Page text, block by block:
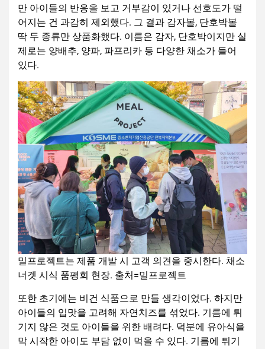
만 아이들의 반응을 보고 거부감이 있거나 선호도가 떨
어지는 건 과감히 제외했다. 그 결과 감자볼, 단호박볼
딱 두 종류만 상품화했다. 이름은 감자, 단호박이지만 실
제로는 양배추, 양파, 파프리카 등 다양한 채소가 들어
있다.
밀프로젝트는 제품 개발 시 고객 의견을 중시한다. 채소
너겟 시식 품평회 현장. 출처=밀프로젝트
또한 초기에는 비건 식품으로 만들 생각이었다. 하지만
아이들의 입맛을 고려해 자연치즈를 섞었다. 기름에 튀
기지 않은 것도 아이들을 위한 배려다. 덕분에 유아식을
막 시작한 아이도 부담 없이 먹을 수 있다. 기름에 튀기